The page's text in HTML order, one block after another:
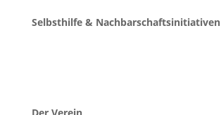
Selbsthilfe & Nachbarschaftsinitiativen